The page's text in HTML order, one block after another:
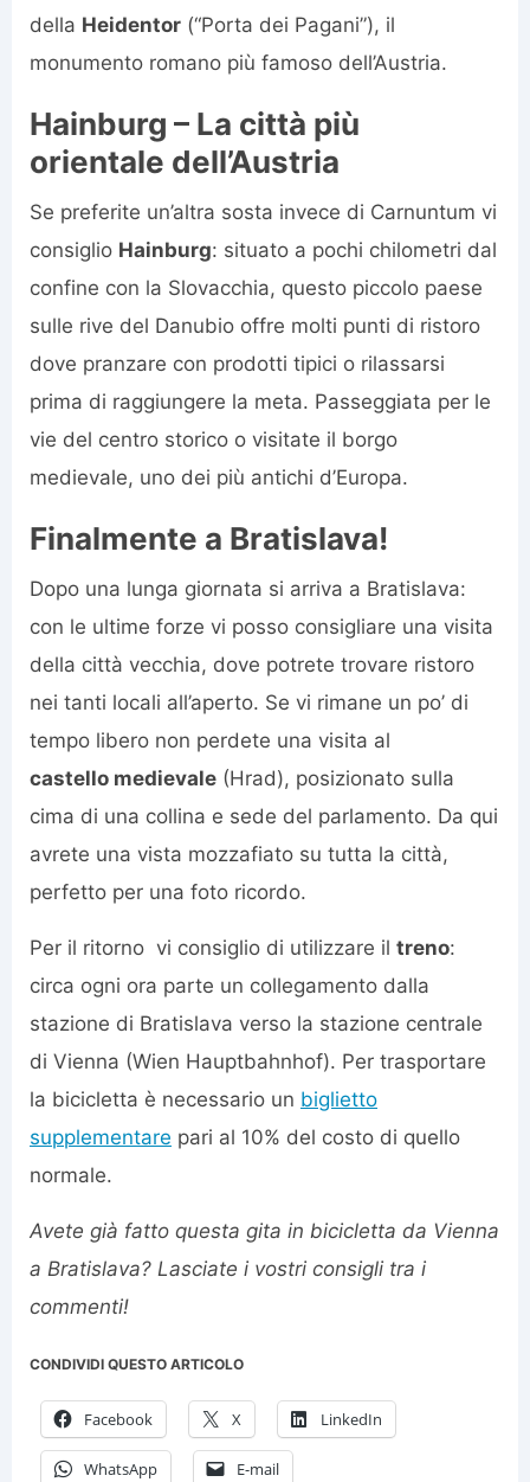
della Heidentor (“Porta dei Pagani”), il
monumento romano più famoso dell’Austria.
Hainburg – La città più
orientale dell’Austria
Se preferite un’altra sosta invece di Carnuntum vi
consiglio Hainburg: situato a pochi chilometri dal
confine con la Slovacchia, questo piccolo paese
sulle rive del Danubio offre molti punti di ristoro
dove pranzare con prodotti tipici o rilassarsi
prima di raggiungere la meta. Passeggiata per le
vie del centro storico o visitate il borgo
medievale, uno dei più antichi d’Europa.
Finalmente a Bratislava!
Dopo una lunga giornata si arriva a Bratislava:
con le ultime forze vi posso consigliare una visita
della città vecchia, dove potrete trovare ristoro
nei tanti locali all’aperto. Se vi rimane un po’ di
tempo libero non perdete una visita al
castello medievale (Hrad), posizionato sulla
cima di una collina e sede del parlamento. Da qui
avrete una vista mozzafiato su tutta la città,
perfetto per una foto ricordo.
Per il ritorno vi consiglio di utilizzare il treno:
circa ogni ora parte un collegamento dalla
stazione di Bratislava verso la stazione centrale
di Vienna (Wien Hauptbahnhof). Per trasportare
la bicicletta è necessario un biglietto
supplementare pari al 10% del costo di quello
normale.
Avete già fatto questa gita in bicicletta da Vienna
a Bratislava? Lasciate i vostri consigli tra i
commenti!
CONDIVIDI QUESTO ARTICOLO
Facebook X LinkedIn
WhatsApp E-mail